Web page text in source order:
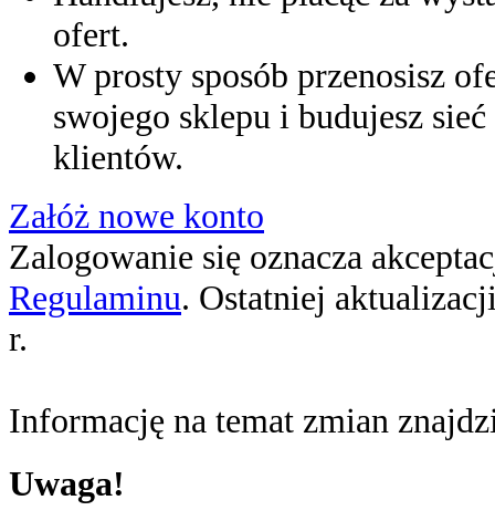
ofert.
W prosty sposób przenosisz
swojego sklepu i budujesz sieć
klientów.
Załóż nowe konto
Zalogowanie się oznacza
Regulaminu. Ostatniej
r.
Informację na temat zmian
Uwaga!